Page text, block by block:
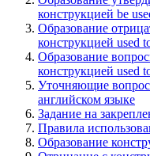
конструкцией be
Образование
конструкцией used
Образование
конструкцией used
Уточняющие
английском языке
Задание на
Правила
Образование